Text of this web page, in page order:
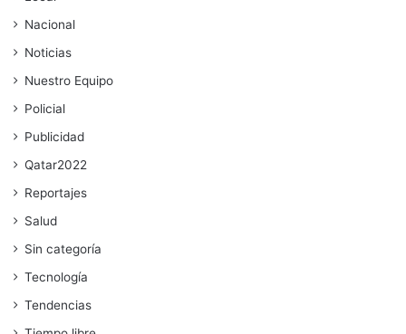
Nacional
Noticias
Nuestro Equipo
Policial
Publicidad
Qatar2022
Reportajes
Salud
Sin categoría
Tecnología
Tendencias